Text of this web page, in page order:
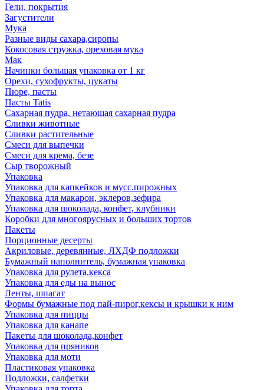
Гели, покрытия
Загустители
Мука
Разные виды сахара,сиропы
Кокосовая стружка, ореховая мука
Мак
Начинки большая упаковка от 1 кг
Орехи, сухофрукты, цукаты
Пюре, пасты
Пасты Tatis
Сахарная пудра, нетающая сахарная пудра
Сливки животные
Сливки растительные
Смеси для выпечки
Смеси для крема, безе
Сыр творожный
Упаковка
Упаковка для капкейков и мусс.пирожных
Упаковка для макарон, эклеров,зефира
Упаковка для шоколада, конфет, клубники
Коробки для многоярусных и больших тортов
Пакеты
Порционные десерты
Акриловые, деревянные, ЛХДФ подложки
Бумажный наполнитель, бумажная упаковка
Упаковка для рулета,кекса
Упаковка для еды на вынос
Ленты, шпагат
Формы бумажные под пай-пирог,кексы и крышки к ним
Упаковка для пиццы
Упаковка для канапе
Пакеты для шоколада,конфет
Упаковка для пряников
Упаковка для моти
Пластиковая упаковка
Подложки, салфетки